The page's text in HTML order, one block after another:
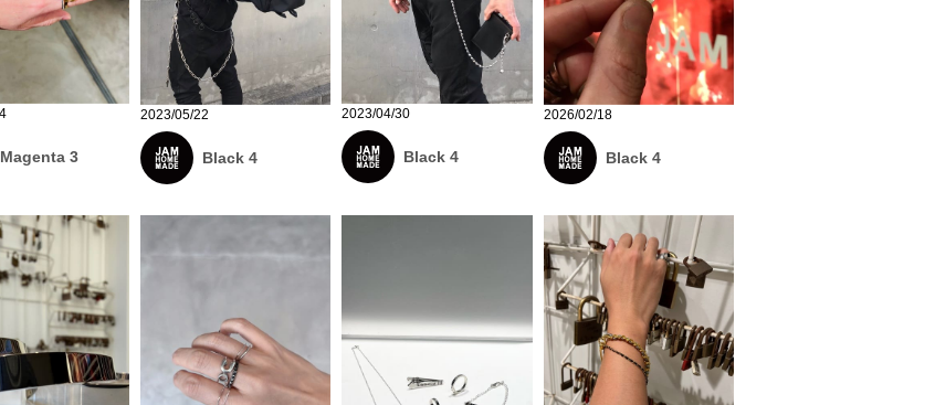
Magenta 3
2023/05/22
Black 4
2023/04/30
Black 4
2026/02/18
Black 4